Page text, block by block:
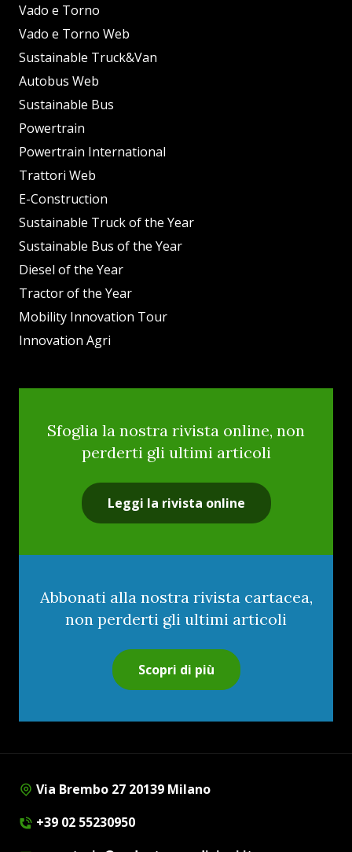
Vado e Torno
Vado e Torno Web
Sustainable Truck&Van
Autobus Web
Sustainable Bus
Powertrain
Powertrain International
Trattori Web
E-Construction
Sustainable Truck of the Year
Sustainable Bus of the Year
Diesel of the Year
Tractor of the Year
Mobility Innovation Tour
Innovation Agri
Sfoglia la nostra rivista online, non
perderti gli ultimi articoli
Leggi la rivista online
Abbonati alla nostra rivista cartacea,
non perderti gli ultimi articoli
Scopri di più
Via Brembo 27 20139 Milano
+39 02 55230950